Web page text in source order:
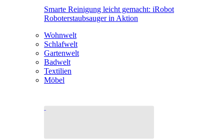
Smarte Reinigung leicht gemacht: iRobot
Roboterstaubsauger in Aktion
Wohnwelt
Schlafwelt
Gartenwelt
Badwelt
Textilien
Möbel